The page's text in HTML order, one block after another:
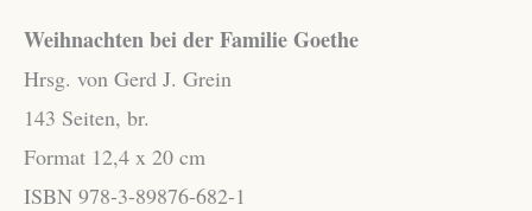
Weihnachten bei der Familie Goethe
Hrsg. von Gerd J. Grein
143 Seiten, br.
Format 12,4 x 20 cm
ISBN 978-3-89876-682-1